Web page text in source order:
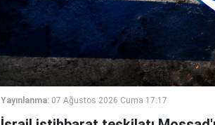
Yayınlanma: 07 Ağustos 2026 Cuma 17:17